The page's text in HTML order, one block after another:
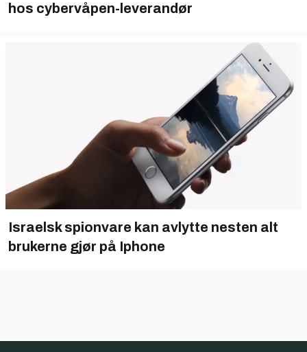
hos cybervåpen-leverandør
Israelsk spionvare kan avlytte nesten alt
brukerne gjør på Iphone